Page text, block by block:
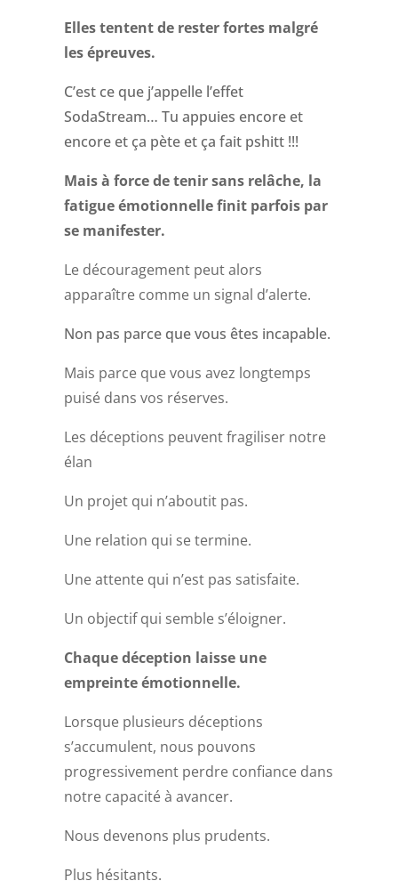
Elles tentent de rester fortes malgré
les épreuves.
C’est ce que j’appelle l’effet
SodaStream… Tu appuies encore et
encore et ça pète et ça fait pshitt !!!
Mais à force de tenir sans relâche, la
fatigue émotionnelle finit parfois par
se manifester.
Le découragement peut alors
apparaître comme un signal d’alerte.
Non pas parce que vous êtes incapable.
Mais parce que vous avez longtemps
puisé dans vos réserves.
Les déceptions peuvent fragiliser notre
élan
Un projet qui n’aboutit pas.
Une relation qui se termine.
Une attente qui n’est pas satisfaite.
Un objectif qui semble s’éloigner.
Chaque déception laisse une
empreinte émotionnelle.
Lorsque plusieurs déceptions
s’accumulent, nous pouvons
progressivement perdre confiance dans
notre capacité à avancer.
Nous devenons plus prudents.
Plus hésitants.